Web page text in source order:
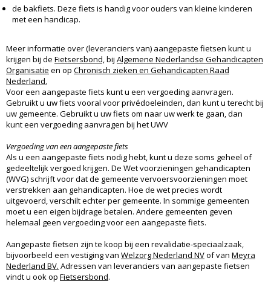
de bakfiets. Deze fiets is handig voor ouders van kleine kinderen
met een handicap.
Meer informatie over (leveranciers van) aangepaste fietsen kunt u
krijgen bij de Fietsersbond,bij Algemene Nederlandse Gehandicapten
Organisatie en op Chronisch zieken en Gehandicapten Raad
Nederland.
Voor een aangepaste fiets kunt u een vergoeding aanvragen.
Gebruikt u uw fiets vooral voor privédoeleinden, dan kunt u terecht bij
uw gemeente. Gebruikt u uw fiets om naar uw werk te gaan, dan
kunt een vergoeding aanvragen bij het UWV
Vergoeding van een aangepaste fiets
Als u een aangepaste fiets nodig hebt, kunt u deze soms geheel of
gedeeltelijk vergoed krijgen. De Wet voorzieningen gehandicapten
(WVG) schrijft voor dat de gemeente vervoersvoorzieningen moet
verstrekken aan gehandicapten. Hoe de wet precies wordt
uitgevoerd, verschilt echter per gemeente. In sommige gemeenten
moet u een eigen bijdrage betalen. Andere gemeenten geven
helemaal geen vergoeding voor een aangepaste fiets.
Aangepaste fietsen zijn te koop bij een revalidatie-speciaalzaak,
bijvoorbeeld een vestiging van Welzorg Nederland NVof van Meyra
Nederland BV. Adressen van leveranciers van aangepaste fietsen
vindt u ook op Fietsersbond.